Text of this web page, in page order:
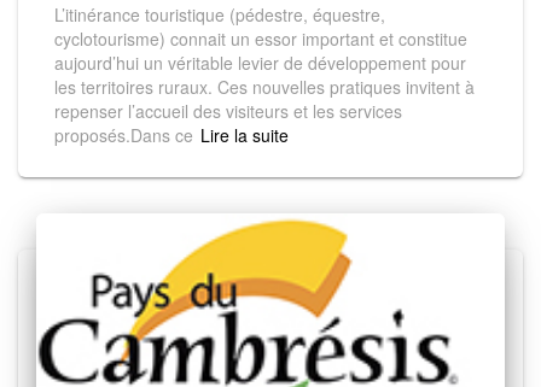
L’itinérance touristique (pédestre, équestre,
cyclotourisme) connait un essor important et constitue
aujourd’hui un véritable levier de développement pour
les territoires ruraux. Ces nouvelles pratiques invitent à
repenser l’accueil des visiteurs et les services
proposés.Dans ce Read more